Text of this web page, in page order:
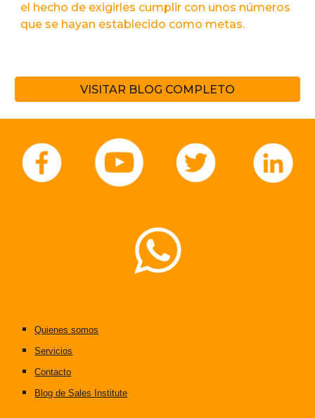
el hecho de exigirles cumplir con unos números
que se hayan establecido como metas.
VISITAR BLOG COMPLETO
Quienes somos
Servicios
Contacto
Blog de Sales Institute